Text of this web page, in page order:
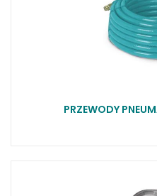
PRZEWODY